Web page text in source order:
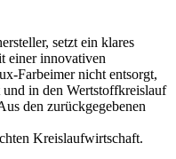
setzt ein klares
einer innovativen
Farbeimer nicht entsorgt,
und in den Wertstoffkreislauf
den zurückgegebenen
Kreislaufwirtschaft.